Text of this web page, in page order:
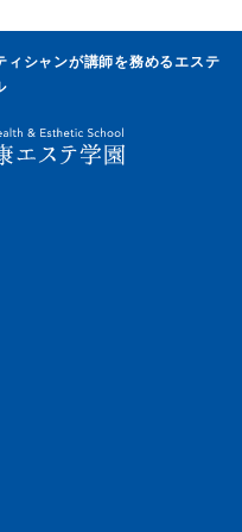
ィシャンが講師を務めるエステ